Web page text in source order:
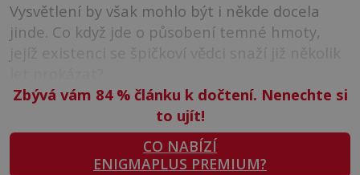
Vysvětlení by však mohlo být i někde docela
jinde. Co když jde o působení temné hmoty,
jejíž existenci se špičkoví vědci snaží již několik
Zbývá vám 84 %článku k dočtení. Nenechte si
to ujít!
CO NABÍZÍ
ENIGMAPLUS PREMIUM?